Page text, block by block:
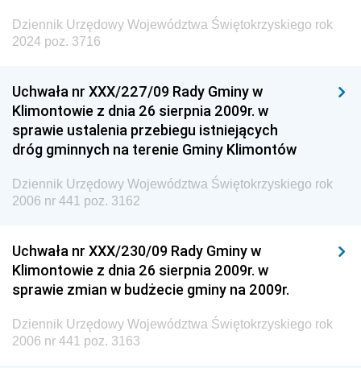
Dziennik Urzędowy Województwa Świętokrzyskiego rok
2024 poz. 3716
Uchwała nr XXX/227/09 Rady Gminy w
Klimontowie z dnia 26 sierpnia 2009r. w
sprawie ustalenia przebiegu istniejących
dróg gminnych na terenie Gminy Klimontów
Dziennik Urzędowy Województwa Świętokrzyskiego rok
2006 nr 441 poz. 3162
Uchwała nr XXX/230/09 Rady Gminy w
Klimontowie z dnia 26 sierpnia 2009r. w
sprawie zmian w budżecie gminy na 2009r.
Dziennik Urzędowy Województwa Świętokrzyskiego rok
2006 nr 441 poz. 3163